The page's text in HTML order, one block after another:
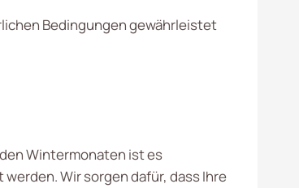
Bedingungen gewährleistet
Wintermonaten ist es
Wir sorgen dafür, dass Ihre